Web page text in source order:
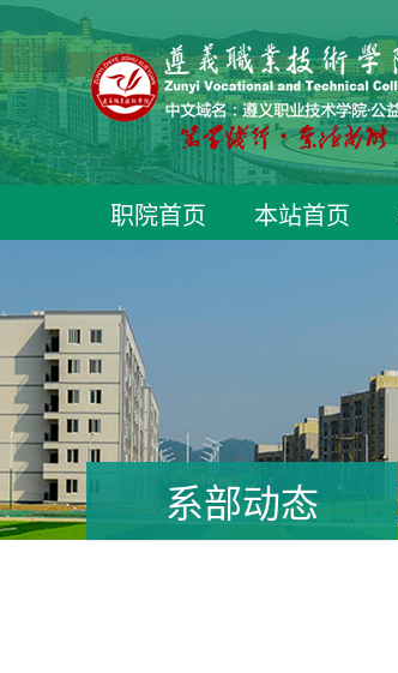
职院首页 本站首页
系部动态